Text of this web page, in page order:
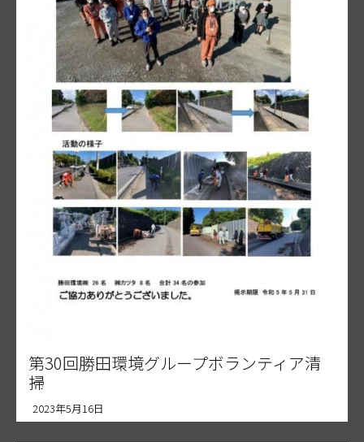
第30回勝田環境グループボランティア清
掃
2023年5月16日